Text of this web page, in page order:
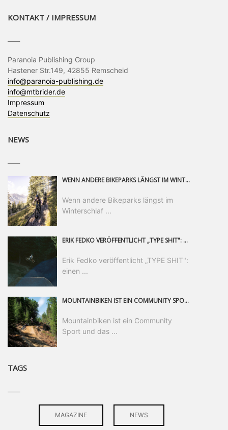
KONTAKT / IMPRESSUM
Paranoia Publishing Group
Hastener Str.149, 42855 Remscheid
info@paranoia-publishing.de
info@mtbrider.de
Impressum
Datenschutz
NEWS
WENN ANDERE BIKEPARKS LÄNGST IM WINTERSCHLAF SIND, IST MAN IN SAALFELDEN LEOGANG IMMER NOCH AM MOUNTAINBIKEN. IST DER HERBST DIE SCHÖNSTE ZEIT DES JAHRES? AUF DEN TRAILS RUND UM SAALFELDEN LEOGANG UND IM EPIC BIKEPARK LEOGANG IST ER DAS AUF JEDEN FALL – UND DIE GEFÜHLT DIE LÄNGSTE NOCH DAZU. NOCH BIS MINDESTENS 8. NOVEMBER STEHT DAS PINZGAUER MOUNTAINBIKE-PARADIES ALLEN RIDERN OFFEN, DIE EINFACH NICHT GENUG KRIEGEN KÖNNEN. DABEI HÄLT DIE GOLDENE JAHRESZEIT IN SAALFELDEN LEOGANG WEIT MEHR ALS LINES, TRAILS UND HERBSTPANORAMEN BEREIT: MIT DEM BIKE FESTIVAL, VERSCHIEDENEN LADIES SHRED EVENTS UND EINEM DIE GESAMTE SAISON ANDAUERNDEN PHOTO CONTEST ZUM 25-JÄHRIGEN BIKEPARK-JUBILÄUM GIBT ES RUND UM ÖSTERREICHS ÄLTESTEN BIKEPARK EINIGES ZU ERLEBEN.
Wenn andere Bikeparks längst im
Winterschlaf ...
ERIK FEDKO VERÖFFENTLICHT „TYPE SHIT": EINEN 23-MINÜTIGEN MOUNTAINBIKE-FILM, ÜBER DREI JAHRE RUND UM DIE WELT GEDREHT. ZEITGLEICH LAUNCHT ER DIE GLEICHNAMIGE KOLLEKTION SEINER BRAND TYPE. EIN SEGMENT DES FILMS ERSCHEINT SEPARAT AUF RED BULL BIKE.
Erik Fedko veröffentlicht „TYPE SHIT":
einen ...
MOUNTAINBIKEN IST EIN COMMUNITY SPORT UND DAS BEWEIST SICH IN DER BIKE REPUBLIC SÖLDEN GERADE EINDRUCKSVOLL AUF ALLEN LEVELN. FREERIDE PROFI, SHAPERIN UND FRISCH GEWÄHLTE SWATCH NINES MVP VERO SANDLER IST BEGEISTERT VON DER VIELFALT DER BIKE DESTINATION, DER NEUEN JUMPLINE UND PLÄDIERT FÜR MUT BEI (FRAUEN) COMMUNITIES. VERO UND IHR VERLOBTER SAM HODGES VERBRINGEN MEHRERE MONATE IN DER BIKE REPUBLIC UND LASSEN UNS DARAN TEILHABEN. UM COMMUNITY GEHT ES AUCH BEI DER PARTNERSCHAFT ZWISCHEN SÖLDEN UND DEM NEUEN RIDERS PARK DONOVALY IN DER SLOWAKEI: DER DORTIGE TOURISMUSDIREKTOR JIRI PEC IST ÜBERZEUGT: VON MEHR BIKEPARKS PROFITIERT DIE GANZE MTB-SZENE – UND MIT DOMINIK LINSER, GESCHÄFTSFÜHRER DER BRS, HAT ER DAMIT DEN PERFEKTEN PARTNER GEFUNDEN.
Mountainbiken ist ein Community
Sport und das ...
TAGS
MAGAZINE NEWS